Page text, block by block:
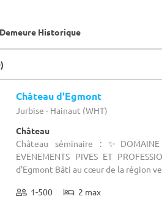
Demeure Historique
Château d'Egmont
Jurbise - Hainaut (WHT)
Château
Château séminaire :
EVENEMENTS PIVES ET
d'Egmont Bâti au cœur de la région
1-500 2 max